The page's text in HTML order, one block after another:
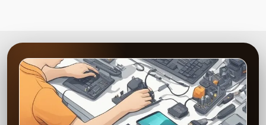
Сервисный центр выполняет качественную замену аккумулятора
специалисты оперативно устраняют неисправности, обеспечивая
долгую работу устройства после замены. На все работы и
установленные компоненты предоставляется гарантия, что
подтверждает надежность и долговечность ремонта. Доверьте
замену аккумулятора нашему сервису, и телефон снова будет
держать заряд, как новый.